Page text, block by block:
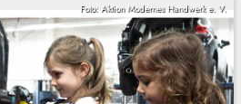
Foto: Aktion Modernes Handwerk e. V.